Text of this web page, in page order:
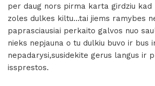
per daug nors pirma karta girdziu kad
zoles dulkes kiltu…tai jiems ramybes
paprasciausiai perkaito galvos nuo
nieks nepjauna o tu dulkiu buvo ir bus
nepadarysi,susidekite gerus langus ir
issprestos.